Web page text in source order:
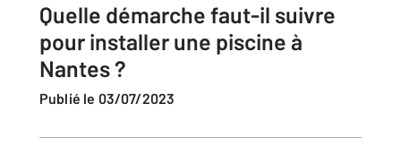
Quelle démarche faut-il suivre
pour installer une piscine à
Nantes ?
Publié le 03/07/2023